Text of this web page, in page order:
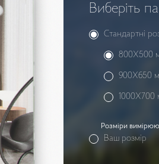
Виберіть
Стандартні
800X500
900X650
1000X700
Розміри
Ваш розмір